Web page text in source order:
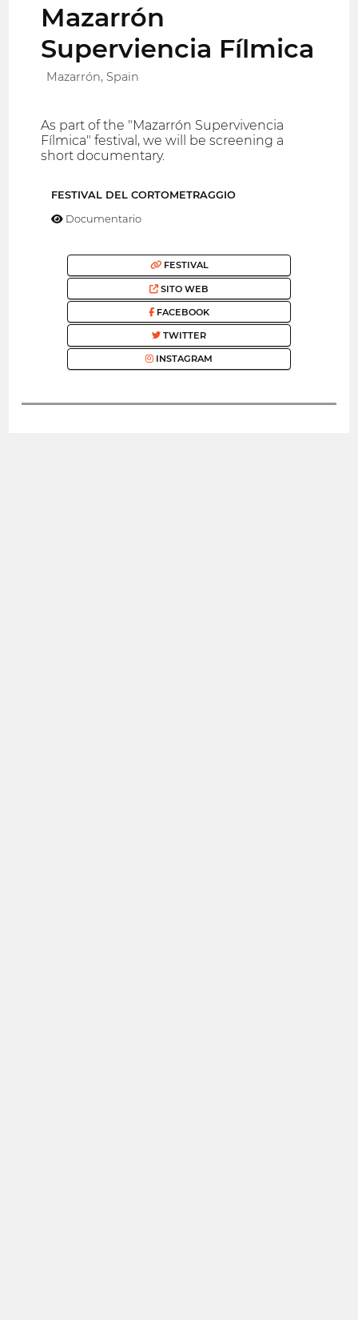
Mazarrón
Superviencia Fílmica
Mazarrón, Spain
As part of the "Mazarrón Supervivencia
Fílmica" festival, we will be screening a
short documentary.
FESTIVAL DEL CORTOMETRAGGIO
Documentario
FESTIVAL
SITO WEB
FACEBOOK
TWITTER
INSTAGRAM